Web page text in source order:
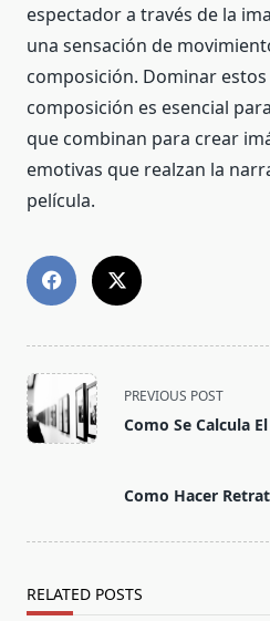
espectador a través de la
una sensación de
composición. Dominar
composición es esencial
que combinan para crear
emotivas que realzan la
película.
<span
class="nav-
subtitle
PREVIOUS POST
Como Se Calcula
Como Hacer
RELATED POSTS